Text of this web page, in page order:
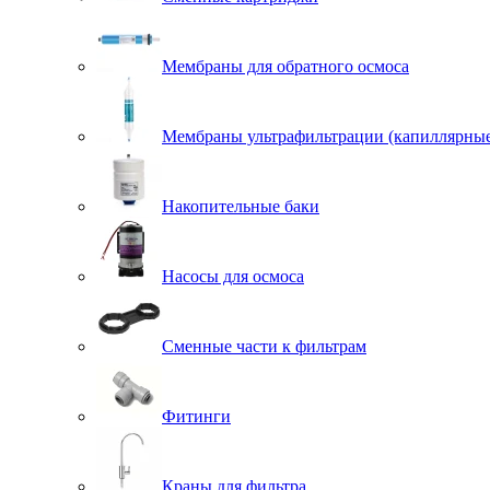
Мембраны для обратного осмоса
Мембраны ультрафильтрации
Накопительные баки
Насосы для осмоса
Сменные части к фильтрам
Фитинги
Краны для фильтра